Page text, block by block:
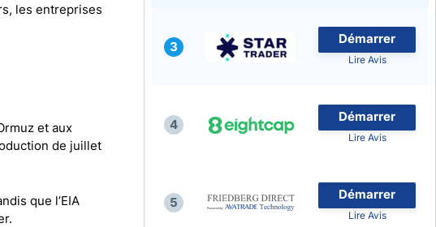
crypto-monnaies
les entreprises
et aux
de juillet
que l’EIA
3
Démarrer
Lire Avis
4
Démarrer
Lire Avis
5
Démarrer
Lire Avis